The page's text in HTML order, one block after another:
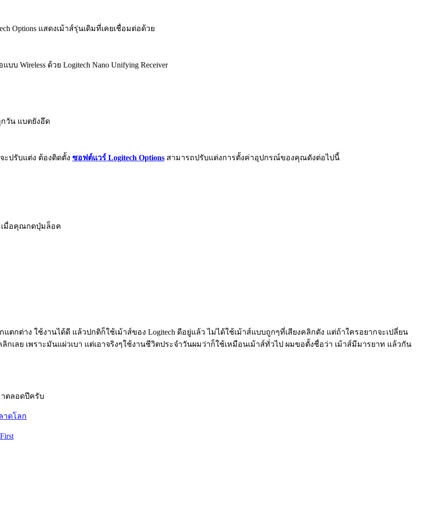
Options แสดงเม้าส์รุ่นเดิมที่เคยเชื่อมต่อด้วย
บ Wireless ด้วย Logitech Nano Unifying Receiver
กวัน แบตยังอึด
ะปรับแต่ง ต้องติดตั้ง ซอฟต์แวร์ Logitech Options สามารถปรับแต่งการตั้งค่าอุปกรณ์ของคุณดังต่อไปนี้
เมื่อคุณกดปุ่มล็อค
ตกต่าง ใช้งานได้ดี แล้วปกติก็ใช้เม้าส์ของ Logitech ดีอยู่แล้ว ไม่ได้ใช้เม้าส์แบบถูกๆที่เสียงคลิกดัง แต่ถ้าใครอยากจะเปลี่ยน
เลย เพราะมันแผ่วเบา แต่เอาจริงๆใช้งานชีวิตประจำวันผมว่าก็ใช้เหมือนเม้าส์ทั่วไป ผมขอตั้งชื่อว่า เม้าส์มีมารยาท แล้วกัน
ตลอดปีครับ
าดโลก